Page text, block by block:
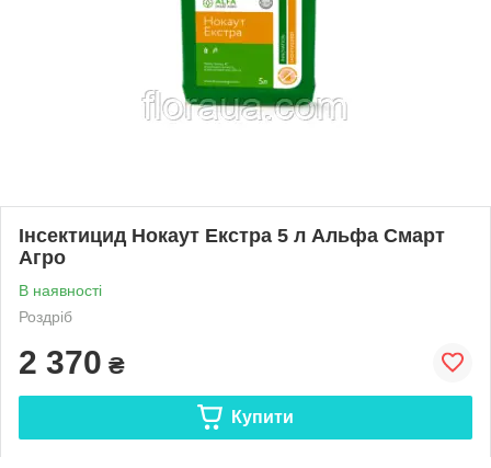
Інсектицид Нокаут Екстра 5 л Альфа Смарт
Агро
В наявності
Роздріб
2 370 ₴
Купити